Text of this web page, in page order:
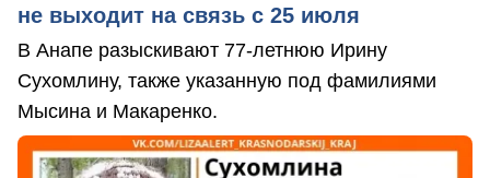
не выходит на связь с 25 июля
В Анапе разыскивают 77-летнюю Ирину
Сухомлину, также указанную под фамилиями
Мысина и Макаренко.